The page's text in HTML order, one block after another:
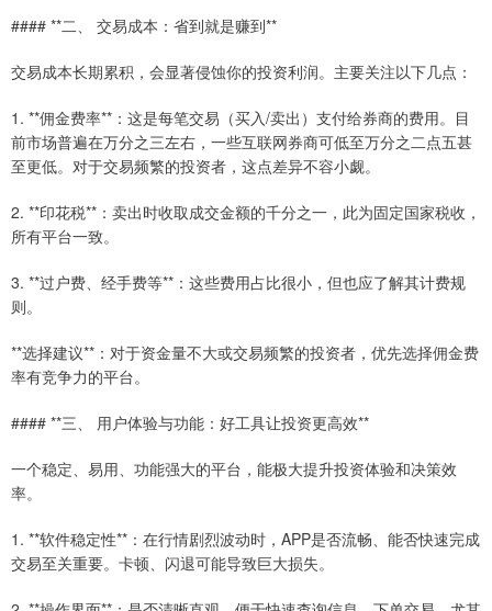
#### **二、 交易成本：省到就是赚到**
交易成本长期累积，会显著侵蚀你的投资利润。主要关注以下几点：
1. **佣金费率**：这是每笔交易（买入/卖出）支付给券商的费用。目
前市场普遍在万分之三左右，一些互联网券商可低至万分之二点五甚
至更低。对于交易频繁的投资者，这点差异不容小觑。
2. **印花税**：卖出时收取成交金额的千分之一，此为固定国家税收，
所有平台一致。
3. **过户费、经手费等**：这些费用占比很小，但也应了解其计费规
则。
**选择建议**：对于资金量不大或交易频繁的投资者，优先选择佣金费
率有竞争力的平台。
#### **三、 用户体验与功能：好工具让投资更高效**
一个稳定、易用、功能强大的平台，能极大提升投资体验和决策效
率。
1. **软件稳定性**：在行情剧烈波动时，APP是否流畅、能否快速完成
交易至关重要。卡顿、闪退可能导致巨大损失。